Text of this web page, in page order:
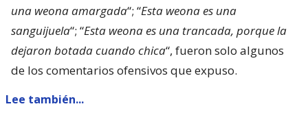
una weona amargada“; “Esta weona es una
sanguijuela“; “Esta weona es una trancada, porque la
dejaron botada cuando chica“, fueron solo algunos
de los comentarios ofensivos que expuso.
Lee también...